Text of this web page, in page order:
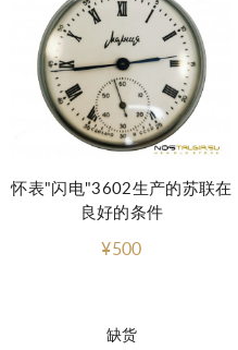
缺货
怀表"闪电"3602生产的苏联在
良好的条件
¥500